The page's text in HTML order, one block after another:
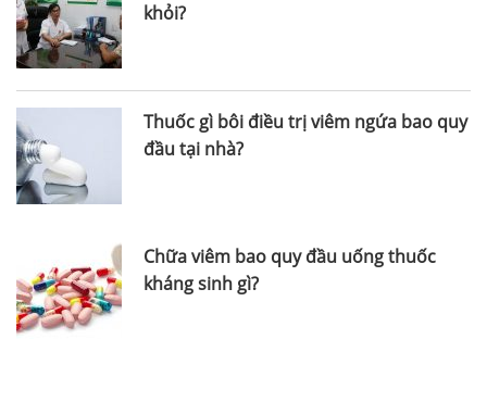
khỏi?
Thuốc gì bôi điều trị viêm ngứa bao quy
đầu tại nhà?
Chữa viêm bao quy đầu uống thuốc
kháng sinh gì?